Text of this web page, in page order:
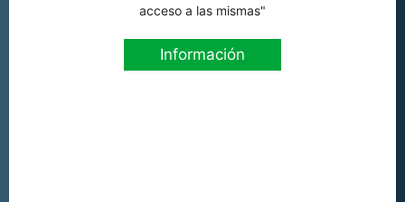
acceso a las mismas"
Información